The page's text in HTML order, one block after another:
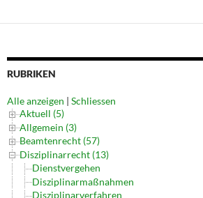
RUBRIKEN
Alle anzeigen | Schliessen
Aktuell (5)
Allgemein (3)
Beamtenrecht (57)
Disziplinarrecht (13)
Dienstvergehen
Disziplinarmaßnahmen
Disziplinarverfahren